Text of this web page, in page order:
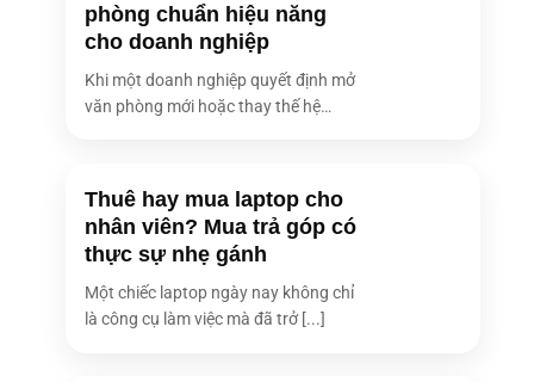
Tốc độ CPU tối
5.40 GHz
Công nghệ (CPU)
Intel® Core™ Thế hệ 14 (Raptor Lake
Refresh)
Số khe RAM 2 khe DDR5
Loại ổ cứng SSD PCIe Gen 4.0 NVMe
1TB SSD PCIe (M.2 NVMe)
phòng chuẩn hiệu năng
cho doanh nghiệp
Khi một doanh nghiệp quyết định mở
văn phòng mới hoặc thay thế hệ
Thuê hay mua laptop cho
nhân viên? Mua trả góp có
thực sự nhẹ gánh
Một chiếc laptop ngày nay không chỉ
là công cụ làm việc mà đã trở [...]